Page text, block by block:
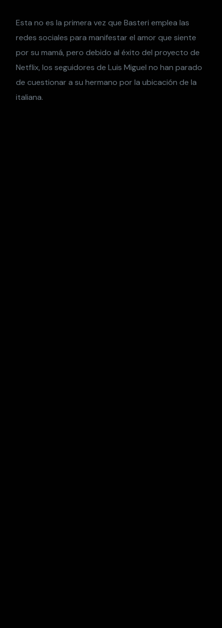
Esta no es la primera vez que Basteri emplea las
redes sociales para manifestar el amor que siente
por su mamá, pero debido al éxito del proyecto de
Netflix, los seguidores de Luis Miguel no han parado
de cuestionar a su hermano por la ubicación de la
italiana.